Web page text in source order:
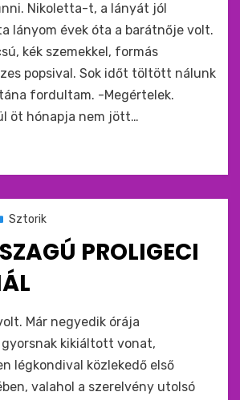
Nikoletta-t, a lányát jól
lányom évek óta a barátnője volt.
kék szemekkel, formás
popsival. Sok időt töltött nálunk
fordultam. -Megértelek.
öt hónapja nem jött…
Sztorik
PROLIGECI
Már negyedik órája
kikiáltott vonat,
légkondival közlekedő első
valahol a szerelvény utolsó